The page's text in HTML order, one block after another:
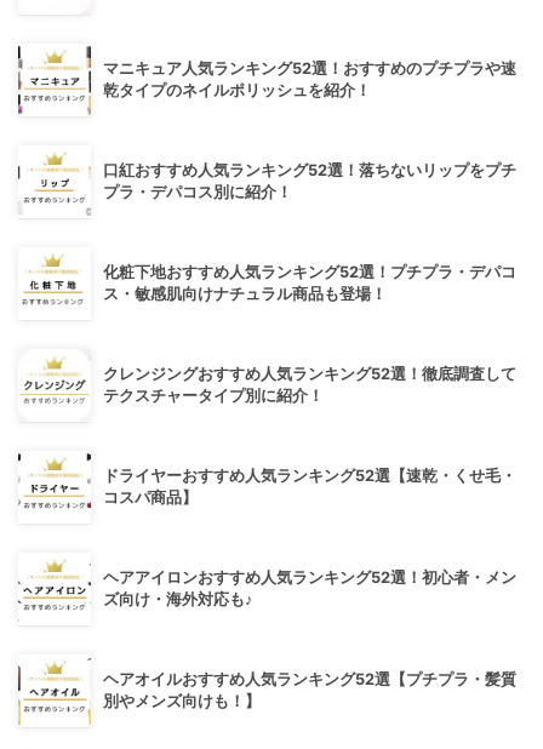
マニキュア人気ランキング52選！おすすめのプチプラや速
乾タイプのネイルポリッシュを紹介！
口紅おすすめ人気ランキング52選！落ちないリップをプチ
プラ・デパコス別に紹介！
化粧下地おすすめ人気ランキング52選！プチプラ・デパコ
ス・敏感肌向けナチュラル商品も登場！
クレンジングおすすめ人気ランキング52選！徹底調査して
テクスチャータイプ別に紹介！
ドライヤーおすすめ人気ランキング52選【速乾・くせ毛・
コスパ商品】
ヘアアイロンおすすめ人気ランキング52選！初心者・メン
ズ向け・海外対応も♪
ヘアオイルおすすめ人気ランキング52選【プチプラ・髪質
別やメンズ向けも！】